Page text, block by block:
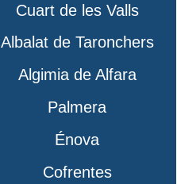
Cuart de les Valls
Albalat de Taronchers
Algimia de Alfara
Palmera
Énova
Cofrentes